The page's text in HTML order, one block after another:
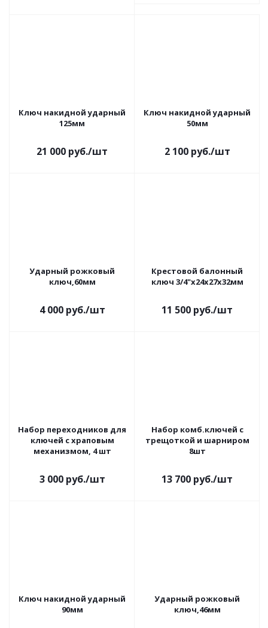
Ключ накидной ударный
125мм
21 000 руб./шт
Ключ накидной ударный
50мм
2 100руб./шт
Ударный рожковый
ключ,60мм
4 000руб./шт
Крестовой балонный
ключ 3/4"х24х27х32мм
11 500 руб./шт
Набор переходников для
ключей с храповым
механизмом, 4 шт
3 000руб./шт
Набор комб.ключей с
трещоткой и шарниром
8шт
13 700 руб./шт
Ключ накидной ударный
90мм
Ударный рожковый
ключ,46мм